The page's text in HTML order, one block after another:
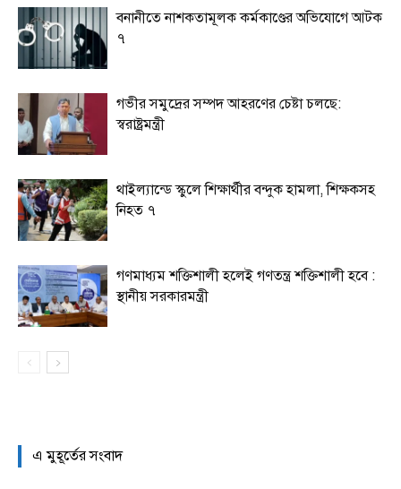
বনানীতে নাশকতামূলক কর্মকাণ্ডের অভিযোগে আটক
৭
গভীর সমুদ্রের সম্পদ আহরণের চেষ্টা চলছে:
স্বরাষ্ট্রমন্ত্রী
থাইল্যান্ডে স্কুলে শিক্ষার্থীর বন্দুক হামলা, শিক্ষকসহ
নিহত ৭
গণমাধ্যম শক্তিশালী হলেই গণতন্ত্র শক্তিশালী হবে :
স্থানীয় সরকারমন্ত্রী
এ মুহূর্তের সংবাদ